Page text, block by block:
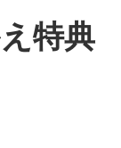
特典